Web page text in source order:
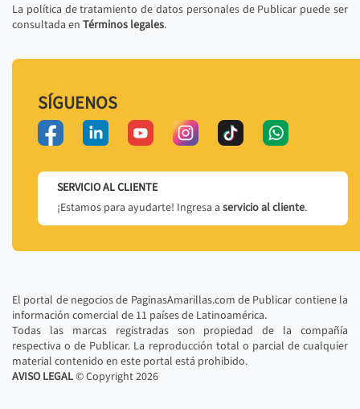
La política de tratamiento de datos personales de Publicar puede ser
consultada en Términos legales.
SÍGUENOS
SERVICIO AL CLIENTE
¡Estamos para ayudarte! Ingresa a servicio al cliente.
El portal de negocios de PaginasAmarillas.com de Publicar contiene la
información comercial de 11 países de Latinoamérica.
Todas las marcas registradas son propiedad de la compañía
respectiva o de Publicar. La reproducción total o parcial de cualquier
material contenido en este portal está prohibido.
AVISO LEGAL© Copyright2026